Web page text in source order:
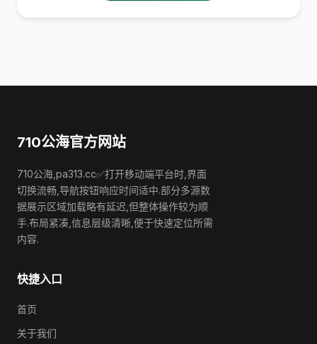
710公海官方网站
710公海,pa313.cc✅打开移动端平台时,界面
切换流畅,导航按钮响应时间适中.部分多源数
据展示区域加载略有延迟,但整体操作较为顺
手.布局紧凑,信息层级清晰,便于快速定位所需
内容.
快捷入口
首页
关于我们